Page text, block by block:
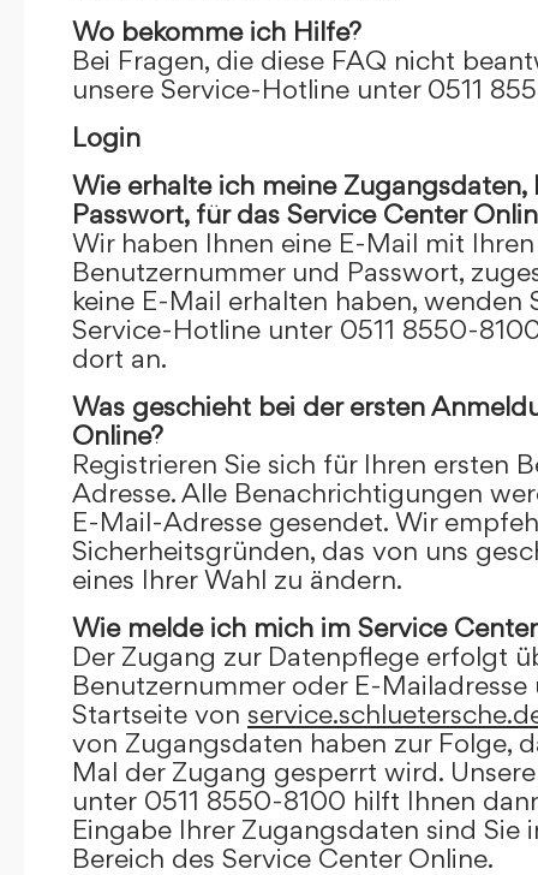
Wo bekomme ich Hilfe?
Bei Fragen, die diese FAQ nicht
unsere Service-Hotline unter 0511
Login
Wie erhalte ich meine
Passwort, für das Service Center
Wir haben Ihnen eine E-Mail mit
Benutzernummer und Passwort,
keine E-Mail erhalten haben, wenden
Service-Hotline unter 0511 8550-
dort an.
Was geschieht bei der ersten
Online?
Registrieren Sie sich für Ihren ersten
Adresse. Alle Benachrichtigungen
E-Mail-Adresse gesendet. Wir
Sicherheitsgründen, das von uns
eines Ihrer Wahl zu ändern.
Wie melde ich mich im Service
Der Zugang zur Datenpflege erfolgt
Benutzernummer oder E-
Startseite von
von Zugangsdaten haben zur Folge,
Mal der Zugang gesperrt wird.
unter 0511 8550-8100 hilft Ihnen
Eingabe Ihrer Zugangsdaten sind Sie
Bereich des Service Center Online.